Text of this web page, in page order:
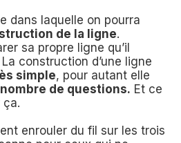
dans laquelle on pourra
de la ligne.
sa propre ligne qu’il
construction d’une ligne
simple, pour autant elle
de questions. Et ce
ça.
enrouler du fil sur les trois